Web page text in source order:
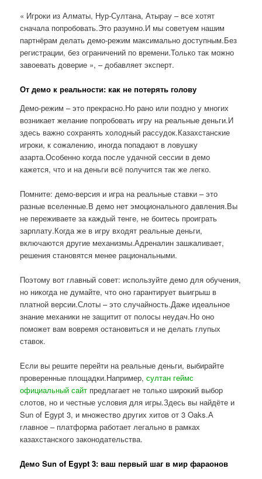
« Игроки из Алматы, Нур-Султана, Атырау – все хотят
сначала попробовать.Это разумно.И мы советуем нашим
партнёрам делать демо-режим максимально доступным.Без
регистрации, без ограничений по времени.Только так можно
завоевать доверие », – добавляет эксперт.
От демо к реальности: как не потерять голову
Демо-режим – это прекрасно.Но рано или поздно у многих
возникает желание попробовать игру на реальные деньги.И
здесь важно сохранять холодный рассудок.Казахстанские
игроки, к сожалению, иногда попадают в ловушку
азарта.Особенно когда после удачной сессии в демо
кажется, что и на деньги всё получится так же легко.
Помните: демо-версия и игра на реальные ставки – это
разные вселенные.В демо нет эмоционального давления.Вы
не переживаете за каждый тенге, не боитесь проиграть
зарплату.Когда же в игру входят реальные деньги,
включаются другие механизмы.Адреналин зашкаливает,
решения становятся менее рациональными.
Поэтому вот главный совет: используйте демо для обучения,
но никогда не думайте, что оно гарантирует выигрыш в
платной версии.Слоты – это случайность.Даже идеальное
знание механики не защитит от полосы неудач.Но оно
поможет вам вовремя остановиться и не делать глупых
ставок.
Если вы решите перейти на реальные деньги, выбирайте
проверенные площадки.Например,султан геймс
официальный сайт предлагает не только широкий выбор
слотов, но и честные условия для игры.Здесь вы найдёте и
Sun of Egypt 3, и множество других хитов от 3 Oaks.А
главное – платформа работает легально в рамках
казахстанского законодательства.
Демо Sun of Egypt 3: ваш первый шаг в мир фараонов